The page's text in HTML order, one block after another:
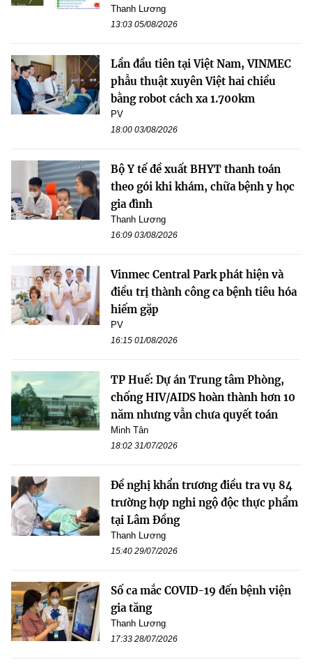
Thanh Lương
13:03 05/08/2026
Lần đầu tiên tại Việt Nam, VINMEC
phẫu thuật xuyên Việt hai chiều
bằng robot cách xa 1.700km
PV
18:00 03/08/2026
Bộ Y tế đề xuất BHYT thanh toán
theo gói khi khám, chữa bệnh y học
gia đình
Thanh Lương
16:09 03/08/2026
Vinmec Central Park phát hiện và
điều trị thành công ca bệnh tiêu hóa
hiếm gặp
PV
16:15 01/08/2026
TP Huế: Dự án Trung tâm Phòng,
chống HIV/AIDS hoàn thành hơn 10
năm nhưng vẫn chưa quyết toán
Minh Tân
18:02 31/07/2026
Đề nghị khẩn trương điều tra vụ 84
trường hợp nghi ngộ độc thực phẩm
tại Lâm Đồng
Thanh Lương
15:40 29/07/2026
Số ca mắc COVID-19 đến bệnh viện
gia tăng
Thanh Lương
17:33 28/07/2026